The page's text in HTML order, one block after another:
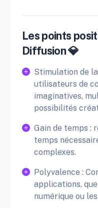
Les points
Diffusion 💎
Stimulation de
utilisateurs de
imaginatives,
possibilités
Gain de temps :
temps
complexes.
Polyvalence :
applications,
numérique ou